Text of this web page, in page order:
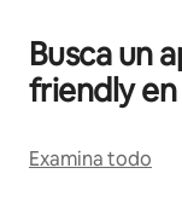
Busca un
friendly
Examina todo